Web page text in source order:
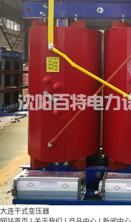
大连干式变压器